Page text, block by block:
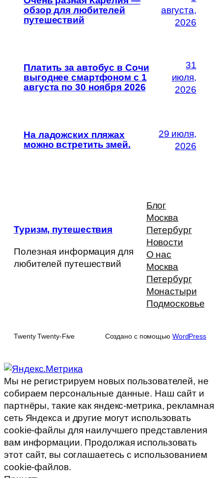
обзор для любителей
путешествий
августа,
2026
Платить за автобус в Сочи
выгоднее смартфоном с 1
августа по 30 ноября 2026
31
июля,
2026
На ладожских пляжах
можно встретить змей.
29 июля,
2026
Туризм, путешествия
Полезная информация для
любителей путешествий
Блог
Москва
Петербург
Новости
О нас
Москва
Петербург
Монастыри
Подмосковье
Twenty Twenty-Five Создано с помощью WordPress
Мы не регистрируем новых пользователей, не
собираем персональные данные. Наш сайт и
партнёры, такие как яндекс-метрика, рекламная
сеть Яндекса и другие могут использовать
cookie-файлы для наилучшего представления
вам информации. Продолжая использовать
этот сайт, вы соглашаетесь с использованием
cookie-файлов.